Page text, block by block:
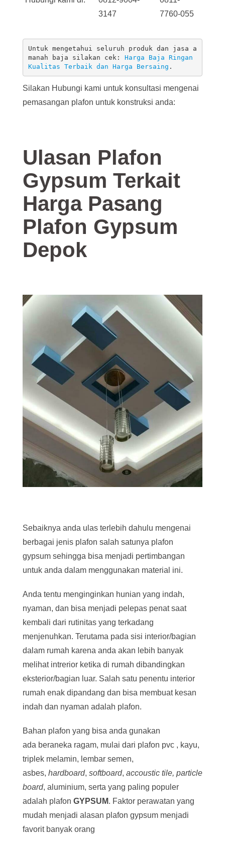
3147
7760-055
Untuk mengetahui seluruh produk dan jasa a
manah baja silakan cek: Harga Baja Ringan
Kualitas Terbaik dan Harga Bersaing .
Silakan Hubungi kami untuk konsultasi mengenai
pemasangan plafon untuk konstruksi anda:
Ulasan Plafon
Gypsum Terkait
Harga Pasang
Plafon Gypsum
Depok
Sebaiknya anda ulas terlebih dahulu mengenai
berbagai jenis plafon salah satunya plafon
gypsum sehingga bisa menjadi pertimbangan
untuk anda dalam menggunakan material ini.
Anda tentu menginginkan hunian yang indah,
nyaman, dan bisa menjadi pelepas penat saat
kembali dari rutinitas yang terkadang
menjenuhkan. Terutama pada sisi interior/bagian
dalam rumah karena anda akan lebih banyak
melihat intrerior ketika di rumah dibandingkan
eksterior/bagian luar. Salah satu penentu interior
rumah enak dipandang dan bisa membuat kesan
indah dan nyaman adalah plafon.
Bahan plafon yang bisa anda gunakan
ada beraneka ragam, mulai dari plafon pvc , kayu,
triplek melamin, lembar semen,
asbes, hardboard, softboard, accoustic tile, particle
board, aluminium, serta yang paling populer
adalah plafon GYPSUM. Faktor perawatan yang
mudah menjadi alasan plafon gypsum menjadi
favorit banyak orang